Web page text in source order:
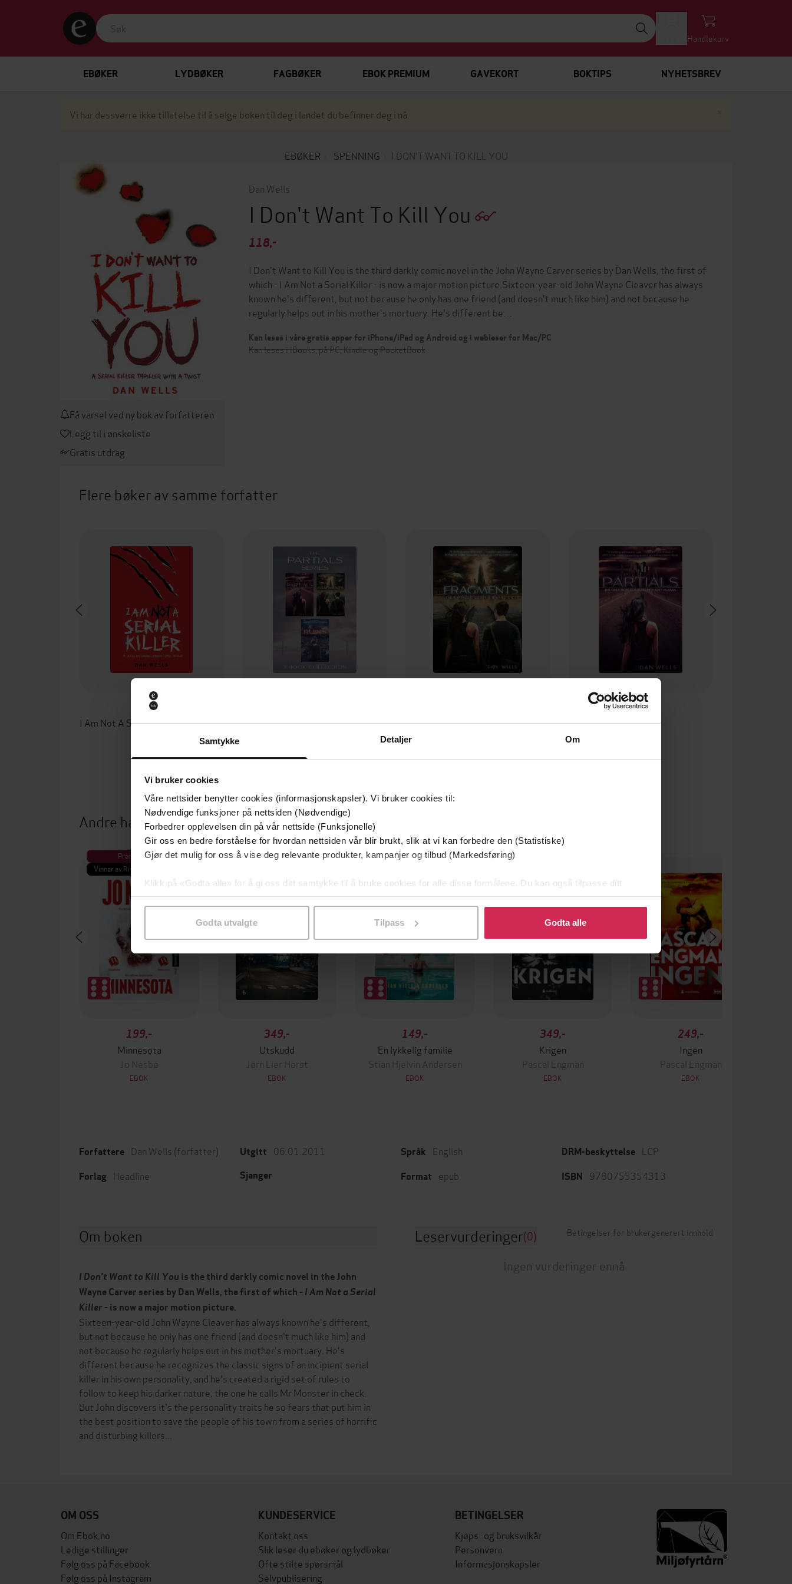
Samtykke Detaljer Om
Vi bruker cookies
Våre nettsider benytter cookies (informasjonskapsler). Vi bruker cookies til:
Nødvendige funksjoner på nettsiden (Nødvendige)
Forbedrer opplevelsen din på vår nettside (Funksjonelle)
Gir oss en bedre forståelse for hvordan nettsiden vår blir brukt, slik at vi kan forbedre den (Statistiske)
Gjør det mulig for oss å vise deg relevante produkter, kampanjer og tilbud (Markedsføring)
Klikk på «Godta alle» for å gi oss ditt samtykke til å bruke cookies for alle disse formålene. Du kan også tilpasse ditt
samtykke til spesifikke formål ved å klikke på «Tilpass». Du kan når som helst trekke tilbake eller endre ditt samtykke.
Godta utvalgte Tilpass Godta alle
Handlekurv
EBØKER LYDBØKER FAGBØKER EBOK PREMIUM GAVEKORT BOKTIPS NYHETSBREV
Vi har dessverre ikke tillatelse til å selge boken til deg i landet du befinner deg i nå.
EBØKER SPENNING I DON'T WANT TO KILL YOU
Få varsel ved ny bok av forfatteren
Legg til i ønskeliste
Gratis utdrag
Dan Wells
I Don't Want To Kill You
118,-
I Don't Want to Kill You is the third darkly comic novel in the John Wayne Carver series by Dan Wells, the first of
which - I Am Not a Serial Killer - is now a major motion picture.Sixteen-year-old John Wayne Cleaver has always
known he's different, but not because he only has one friend (and doesn't much like him) and not because he
regularly helps out in his mother's mortuary. He's different be…
Kan leses i våre gratis apper for iPhone/iPad og Android og i webleser for Mac/PC
Kan leses i iBooks, på PC, Kindle og PocketBook
Flere bøker av samme forfatter
118,-
I Am Not A Serial Killer: Now a major film
Partials series 1-3 (Partials; Fragments; Ruins)
Fragments
51,-
Partials
Andre har også kjøpt
Premium
Vinner av Rivertonprisen
199,-
Minnesota
Jo Nesbø
EBOK
Premium
349,-
Utskudd
Jørn Lier Horst
EBOK
Premium
149,-
En lykkelig familie
Stian Hjelvin Andersen
EBOK
349,-
Krigen
Pascal Engman
EBOK
249,-
Ingen
Pascal Engman
EBOK
Forfattere Dan Wells (forfatter)
Forlag Headline
Utgitt 06.01.2011
Sjanger
Språk English
Format epub
DRM-beskyttelse LCP
ISBN 9780755354313
Om boken
I Don't Want to Kill You is the third darkly comic novel in the John
Wayne Carver series by Dan Wells, the first of which - I Am Not a Serial
Killer - is now a major motion picture.
Sixteen-year-old John Wayne Cleaver has always known he's different,
but not because he only has one friend (and doesn't much like him) and
not because he regularly helps out in his mother's mortuary. He's
different because he recognizes the classic signs of an incipient serial
killer in his own personality, and he's created a rigid set of rules to
follow to keep his darker nature, the one he calls Mr Monster in check.
But John discovers it's the personality traits he so fears that put him in
the best position to save the people of his town from a series of horrific
and disturbing killers...
Leservurderinger(0) Betingelser for brukergenerert innhold
Ingen vurderinger ennå
OM OSS
Om Ebok.no
Ledige stillinger
Følg oss på Facebook
Følg oss på Instagram
KUNDESERVICE
Kontakt oss
Slik leser du ebøker og lydbøker
Ofte stilte spørsmål
Selvpublisering
BETINGELSER
Kjøps- og bruksvilkår
Personvern
Informasjonskapsler